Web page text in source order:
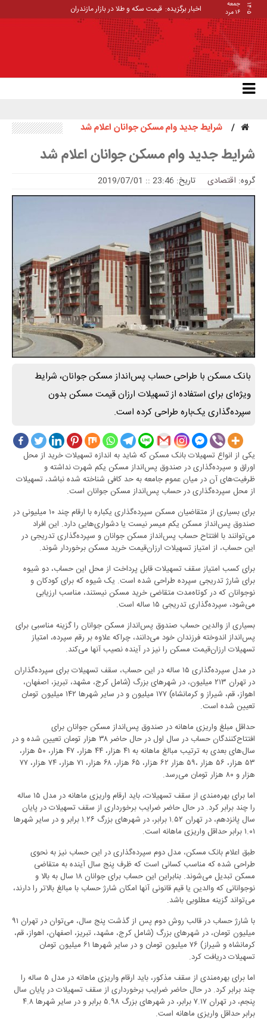
۱۴۰۵
جمعه
۱۶ مرد
اخبار برگزیده: قیمت سکه و طلا در بازار مازندران
شرایط جدید وام مسکن جوانان اعلام شد
شرایط جدید وام مسکن جوانان اعلام شد
گروه: اقتصادی تاریخ: 23:46 :: 2019/07/01
بانک مسکن با طراحی حساب پس‌انداز مسکن جوانان، شرایط
ویژه‌ای برای استفاده از تسهیلات ارزان قیمت مسکن بدون
سپرده‌گذاری یک‌باره طراحی کرده است.
یکی از انواع تسهیلات بانک مسکن که شاید به اندازه تسهیلات خرید از محل
اوراق و سپرده‌گذاری در صندوق پس‌انداز مسکن یکم شهرت نداشته و
ظرفیت‌های آن در میان عموم جامعه به حد کافی شناخته شده نباشد، تسهیلات
از محل سپرده‌گذاری در حساب پس‌انداز مسکن جوانان است.
برای بسیاری از متقاضیان مسکن سپرده‌گذاری یکباره با ارقام چند ۱۰ میلیونی در
صندوق پس‌انداز مسکن یکم میسر نیست یا دشواری‌هایی دارد. این افراد
می‌توانند با افتتاح حساب پس‌انداز مسکن جوانان و سپرده‌گذاری تدریجی در
این حساب، از امتیاز تسهیلات ارزان‌قیمت خرید مسکن برخوردار شوند.
برای کسب امتیاز سقف تسهیلات قابل پرداخت از محل این حساب، دو شیوه
برای شارژ تدریجی سپرده طراحی شده است. یک شیوه که برای کودکان و
نوجوانان که در کوتاه‌مدت متقاضی خرید مسکن نیستند، مناسب ارزیابی
می‌شود، سپرده‌گذاری تدریجی ۱۵ ساله است.
بسیاری از والدین حساب صندوق پس‌انداز مسکن جوانان را گزینه مناسبی برای
پس‌انداز اندوخته فرزندان خود می‌دانند، چراکه علاوه بر رقم سپرده‌، امتیاز
تسهیلات ارزان‌قیمت مسکن را نیز در آینده نصیب آنها می‌کند.
در مدل سپرده‌گذاری ۱۵ ساله در این حساب، سقف تسهیلات برای سپرده‌گذاران
در تهران ۲۱۳ میلیون، در شهرهای بزرگ (شامل کرج، مشهد، تبریز، اصفهان،
اهواز، قم، شیراز و کرمانشاه) ۱۷۷ میلیون و در سایر شهرها ۱۴۲ میلیون تومان
تعیین شده است.
حداقل مبلغ واریزی ماهانه در صندوق پس‌انداز مسکن جوانان برای
افتتاح‌کنندگان حساب در سال اول در حال حاضر ۳۸ هزار تومان تعیین شده و در
سال‌های بعدی به ترتیب مبالغ ماهانه به ۴۱ هزار، ۴۴ هزار، ۴۷ هزار، ۵۰ هزار،
۵۳ هزار، ۵۶ هزار ،۵۹ هزار ۶۲ هزار، ۶۵ هزار، ۶۸ هزار، ۷۱ هزار، ۷۴ هزار، ۷۷
هزار و ۸۰ هزار تومان می‌رسد.
اما برای بهره‌مندی از سقف تسهیلات، باید ارقام واریزی ماهانه در مدل ۱۵ ساله
را چند برابر کرد. در حال حاضر ضرایب برخورداری از سقف تسهیلات در پایان
سال پانزدهم، در تهران ۱.۵۲ برابر، در شهرهای بزرگ ۱.۲۶ برابر و در سایر شهرها
۱.۰۱ برابر حداقل واریزی ماهانه است.
طبق اعلام بانک مسکن، مدل دوم سپرده‌گذاری در این حساب نیز به نحوی
طراحی شده که مناسب کسانی است که ظرف پنج سال آینده به متقاضی
مسکن تبدیل می‌شوند. بنابراین این حساب برای جوانان ۱۸ سال به بالا و
نوجوانانی که والدین یا قیم قانونی آنها امکان شارژ حساب با مبالغ بالاتر را دارند،
می‌تواند گزینه مطلوبی باشد.
با شارژ حساب در قالب روش دوم پس از گذشت پنج سال، می‌توان در تهران ۹۱
میلیون تومان، در شهرهای بزرگ (شامل کرج، مشهد، تبریز، اصفهان، اهواز، قم،
کرمانشاه و شیراز) ۷۶ میلیون تومان و در سایر شهرها ۶۱ میلیون تومان
تسهیلات دریافت کرد.
اما برای بهره‌مندی از سقف مذکور، باید ارقام واریزی ماهانه در مدل ۵ ساله را
چند برابر کرد. در حال حاضر ضرایب برخورداری از سقف تسهیلات در پایان سال
پنجم، در تهران ۷.۱۷ برابر، در شهرهای بزرگ ۵.۹۸ برابر و در سایر شهرها ۴.۸
برابر حداقل واریزی ماهانه است.